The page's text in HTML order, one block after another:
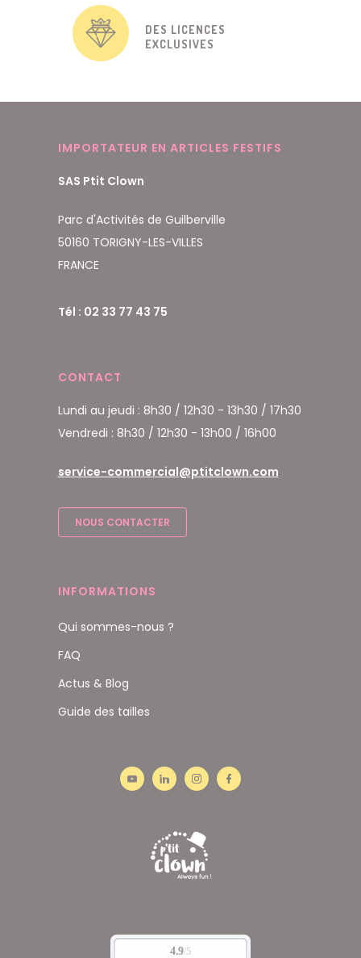
DES LICENCES
EXCLUSIVES
IMPORTATEUR EN ARTICLES FESTIFS
SAS Ptit Clown
Parc d'Activités de Guilberville
50160 TORIGNY-LES-VILLES
FRANCE
Tél : 02 33 77 43 75
CONTACT
Lundi au jeudi : 8h30 / 12h30 - 13h30 / 17h30
Vendredi : 8h30 / 12h30 - 13h00 / 16h00
service-commercial@ptitclown.com
NOUS CONTACTER
INFORMATIONS
Qui sommes-nous ?
FAQ
Actus & Blog
Guide des tailles